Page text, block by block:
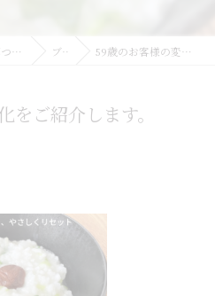
大阪府大阪市の耳つぼなら耳つぼダイエットサロンふーみん ブログ 59歳のお客様の変化をご紹介します。
をご紹介します。